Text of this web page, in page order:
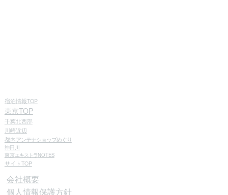
宿泊情報TOP
東京TOP
千葉北西部
川崎近辺
都内アンテナショップめぐり
神田川
東京 エキストラNOTES
サイトTOP
会社概要
個人情報保護方針